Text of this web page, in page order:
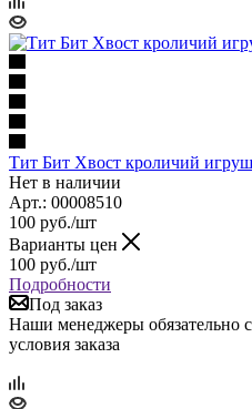
Тит Бит Хвост кроличий
Нет в наличии
Арт.: 00008510
100 руб./шт
Варианты цен
100 руб./шт
Подробности
Под заказ
Наши менеджеры обязательно
условия заказа